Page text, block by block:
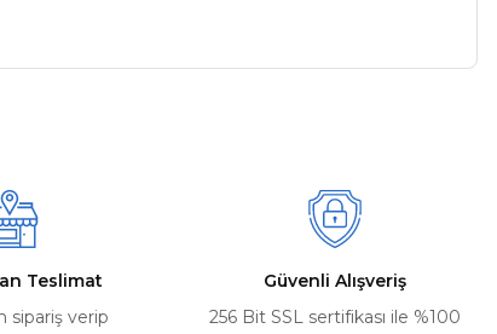
Teslimat
sipariş verip
Güvenli Alışveriş
256 Bit SSL sertifikası ile %100